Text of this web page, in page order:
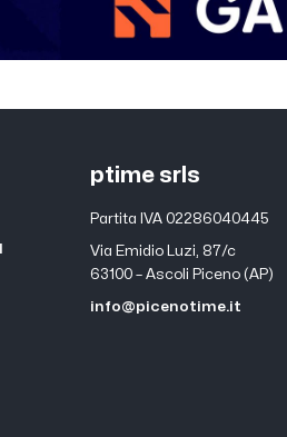
ptime srls
Partita IVA 02286040445
Via Emidio Luzi, 87/c
63100 – Ascoli Piceno (AP)
info@picenotime.it